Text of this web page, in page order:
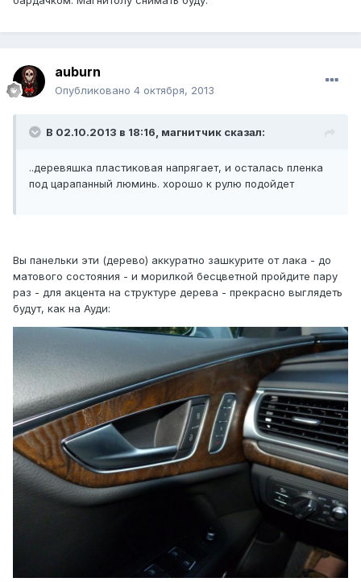
auburn
Опубликовано 4 октября, 2013
В 02.10.2013 в 18:16, магнитчик сказал:
..деревяшка пластиковая напрягает, и осталась пленка
под царапанный люминь. хорошо к рулю подойдет
Вы панельки эти (дерево) аккуратно зашкурите от лака - до
матового состояния - и морилкой бесцветной пройдите пару
раз - для акцента на структуре дерева - прекрасно выглядеть
будут, как на Ауди: